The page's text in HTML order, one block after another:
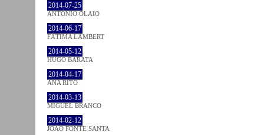
2014-07-25
ANTÓNIO OLAIO
2014-06-17
FÁTIMA LAMBERT
2014-05-12
HUGO BARATA
2014-04-17
ANA RITO
2014-03-13
MIGUEL BRANCO
2014-02-12
JOÃO FONTE SANTA